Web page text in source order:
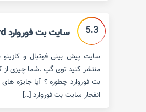
5.3 سایت بت فوروارد betforward معتبر است؟
منتشر کنید توی گپ .شما چیزی از
بت فوروارد چطوره ؟ آیا جایزه
انفجار سایت بت فوروارد […]